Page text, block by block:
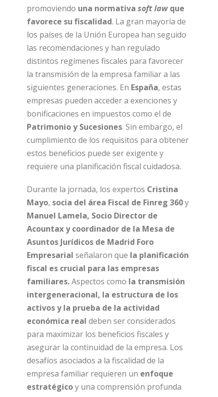
promoviendo una normativa soft lawque
favorece su fiscalidad. La gran mayoría de
los países de la Unión Europea han seguido
las recomendaciones y han regulado
distintos regímenes fiscales para favorecer
la transmisión de la empresa familiar a las
siguientes generaciones. En España, estas
empresas pueden acceder a exenciones y
bonificaciones en impuestos como el de
Patrimonio y Sucesiones. Sin embargo, el
cumplimiento de los requisitos para obtener
estos beneficios puede ser exigente y
requiere una planificación fiscal cuidadosa.
Durante la jornada, los expertos Cristina
Mayo, socia del área Fiscal de Finreg 360y
Manuel Lamela, Socio Director de
Acountax y coordinador de la Mesa de
Asuntos Jurídicos de Madrid Foro
Empresarial señalaron que la planificación
fiscal es crucial para las empresas
familiares.Aspectos como la transmisión
intergeneracional, la estructura de los
activos y la prueba de la actividad
económica real deben ser considerados
para maximizar los beneficios fiscales y
asegurar la continuidad de la empresa. Los
desafíos asociados a la fiscalidad de la
empresa familiar requieren un enfoque
estratégicoy una comprensión profunda